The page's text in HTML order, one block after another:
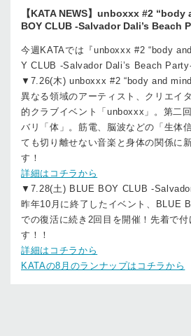
【KATA NEWS】unboxxx #2
BOY CLUB -Salvador Dali’s Beach
今週KATAでは『unboxxx #2 “body
Y CLUB -Salvador Dali’s Beach
▼7.26(木) unboxxx #2 “body and
異なる領域のアーティスト、クリエイ
的クラブイベント「unboxxx」。第二
バリ「体」。筋電、脳波などの「生体
ても切り離せない音楽と身体の関係に
す！
詳細はコチラから
▼7.28(土) BLUE BOY CLUB -
昨年10月に終了したイベント、BLUE
での復活に続き2回目を開催！先着で
す！！
詳細はコチラから
KATAの8月のランナップはコチラから